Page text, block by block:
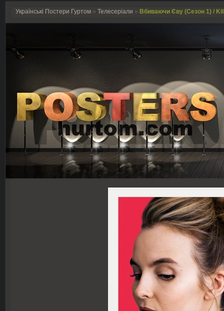
Українські Постери Гуртом » Телесеріали » Вбиваючи Єву (Сезон 1) /